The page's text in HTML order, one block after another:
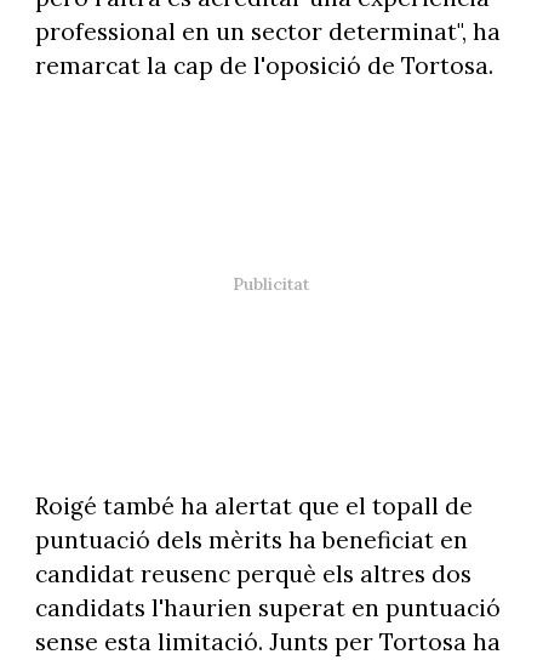
professional en un sector determinat", ha
remarcat la cap de l'oposició de Tortosa.
Roigé també ha alertat que el topall de
puntuació dels mèrits ha beneficiat en
candidat reusenc perquè els altres dos
candidats l'haurien superat en puntuació
sense esta limitació. Junts per Tortosa ha